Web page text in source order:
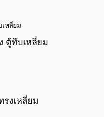
ตู้ทึบเหลี่ยม
งเหลี่ยม